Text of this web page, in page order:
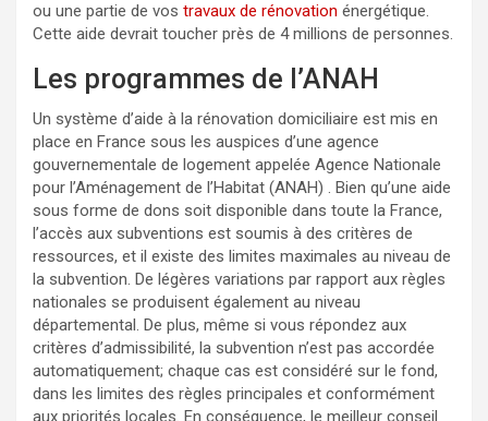
ou une partie de vos travaux de rénovation énergétique.
Cette aide devrait toucher près de 4 millions de personnes.
Les programmes de l’ANAH
Un système d’aide à la rénovation domiciliaire est mis en
place en France sous les auspices d’une agence
gouvernementale de logement appelée Agence Nationale
pour l’Aménagement de l’Habitat (ANAH) . Bien qu’une aide
sous forme de dons soit disponible dans toute la France,
l’accès aux subventions est soumis à des critères de
ressources, et il existe des limites maximales au niveau de
la subvention. De légères variations par rapport aux règles
nationales se produisent également au niveau
départemental. De plus, même si vous répondez aux
critères d’admissibilité, la subvention n’est pas accordée
automatiquement; chaque cas est considéré sur le fond,
dans les limites des règles principales et conformément
aux priorités locales. En conséquence, le meilleur conseil